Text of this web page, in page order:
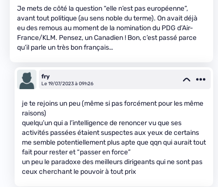
Je mets de côté la question “elle n’est pas européenne”,
avant tout politique (au sens noble du terme). On avait déjà
eu des remous au moment de la nomination du PDG d’Air-
France/KLM. Pensez, un Canadien ! Bon, c’est passé parce
qu’il parle un très bon français…
fry
Le 19/07/2023 à 09h26
je te rejoins un peu (même si pas forcément pour les même
raisons)
quelqu’un qui a l’intelligence de renoncer vu que ses
activités passées étaient suspectes aux yeux de certains
me semble potentiellement plus apte que qqn qui aurait tout
fait pour rester et “passer en force”
un peu le paradoxe des meilleurs dirigeants qui ne sont pas
ceux cherchant le pouvoir à tout prix